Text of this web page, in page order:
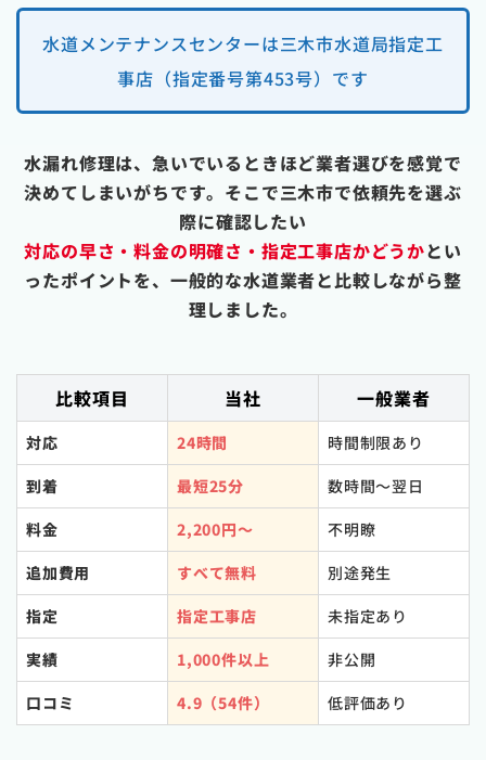
水道メンテナンスセンターは三木市水道局指定工
事店（指定番号第453号）です
水漏れ修理は、急いでいるときほど業者選びを感覚で
決めてしまいがちです。そこで三木市で依頼先を選ぶ
際に確認したい
対応の早さ・料金の明確さ・指定工事店かどうかとい
ったポイントを、一般的な水道業者と比較しながら整
理しました。
比較項目 当社 一般業者
対応 24時間
時間制限あり
到着
最短25分
数時間〜翌日
料金
2,200円〜
不明瞭
追加費用
すべて無料
別途発生
指定
指定工事店
未指定あり
実績
1,000件以上
非公開
口コミ
4.9（54件） 低評価あり